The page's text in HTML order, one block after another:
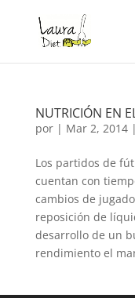
NUTRICIÓN EN
por | Mar 2, 2014|
Los partidos de
cuentan con
cambios de
reposición de
desarrollo de un
rendimiento el